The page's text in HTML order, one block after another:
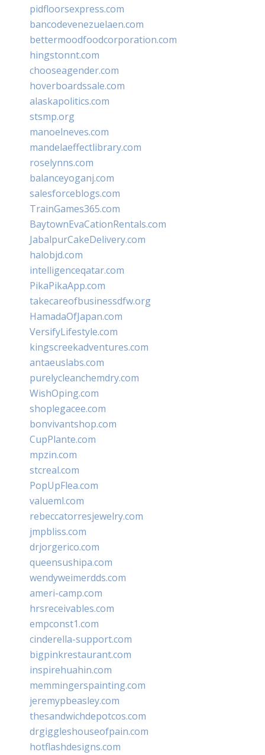
pidfloorsexpress.com
bancodevenezuelaen.com
bettermoodfoodcorporation.com
hingstonnt.com
chooseagender.com
hoverboardssale.com
alaskapolitics.com
stsmp.org
manoelneves.com
mandelaeffectlibrary.com
roselynns.com
balanceyoganj.com
salesforceblogs.com
TrainGames365.com
BaytownEvaCationRentals.com
JabalpurCakeDelivery.com
halobjd.com
intelligenceqatar.com
PikaPikaApp.com
takecareofbusinessdfw.org
HamadaOfJapan.com
VersifyLifestyle.com
kingscreekadventures.com
antaeuslabs.com
purelycleanchemdry.com
WishOping.com
shoplegacee.com
bonvivantshop.com
CupPlante.com
mpzin.com
stcreal.com
PopUpFlea.com
valueml.com
rebeccatorresjewelry.com
jmpbliss.com
drjorgerico.com
queensushipa.com
wendyweimerdds.com
ameri-camp.com
hrsreceivables.com
empconst1.com
cinderella-support.com
bigpinkrestaurant.com
inspirehuahin.com
memmingerspainting.com
jeremypbeasley.com
thesandwichdepotcos.com
drgiggleshouseofpain.com
hotflashdesigns.com